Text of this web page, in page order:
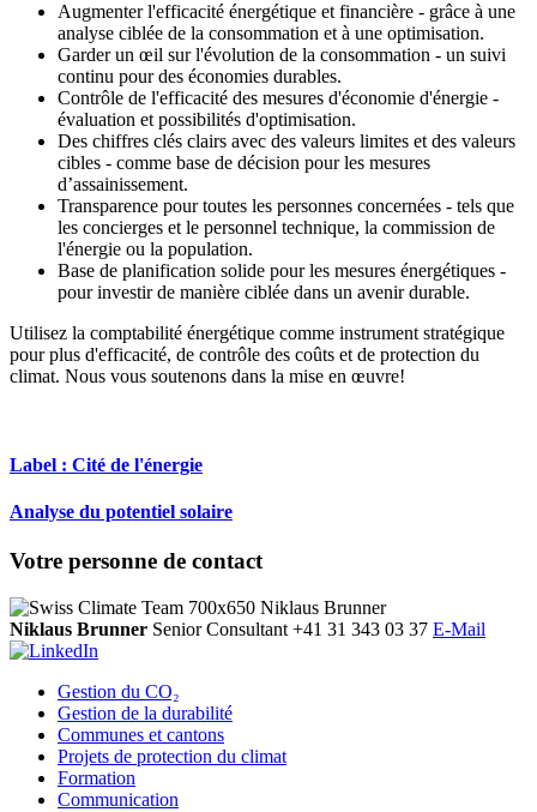
Augmenter l'efficacité énergétique et financière - grâce à une
analyse ciblée de la consommation et à une optimisation.
Garder un œil sur l'évolution de la consommation - un suivi
continu pour des économies durables.
Contrôle de l'efficacité des mesures d'économie d'énergie -
évaluation et possibilités d'optimisation.
Des chiffres clés clairs avec des valeurs limites et des valeurs
cibles - comme base de décision pour les mesures
d’assainissement.
Transparence pour toutes les personnes concernées - tels que
les concierges et le personnel technique, la commission de
l'énergie ou la population.
Base de planification solide pour les mesures énergétiques -
pour investir de manière ciblée dans un avenir durable.
Utilisez la comptabilité énergétique comme instrument stratégique
pour plus d'efficacité, de contrôle des coûts et de protection du
climat. Nous vous soutenons dans la mise en œuvre!
Label : Cité de l'énergie
Analyse du potentiel solaire
Votre personne de contact
Niklaus Brunner Senior Consultant +41 31 343 03 37 E-Mail
Gestion du CO₂
Gestion de la durabilité
Communes et cantons
Projets de protection du climat
Formation
Communication